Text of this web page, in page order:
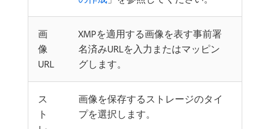
画
像
URL
XMPを適用する画像を表す事前署
名済みURLを入力またはマッピン
グします。
ス
ト
画像を保存するストレージのタイ
プを選択します。